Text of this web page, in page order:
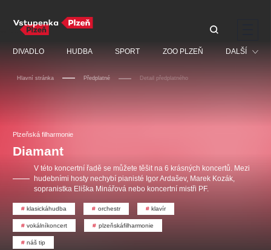
DIVADLO HUDBA SPORT ZOO PLZEŇ DALŠÍ
Pro děti
Hlavní stránka Předplatné Detail předplatného
Plzeňská filharmonie
Diamant
V této koncertní řadě se můžete těšit na 6 krásných koncertů. Mezi
hudebními hosty nechybí pianisté Igor Ardašev, Marek Kozák,
sopranistka Eliška Minářová nebo koncertní mistři PF.
klasickáhudba orchestr klavír
vokálníkoncert plzeňskáfilharmonie
náš tip
Doporučujeme
JARO EVENT s.r.o.
kancelář
Ostatní hledají
Nejnavštěvovanější